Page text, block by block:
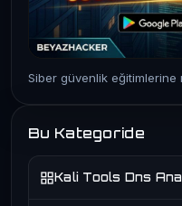
Siber güvenlik eğitimlerine
Bu Kategoride
Kali Tools Dns